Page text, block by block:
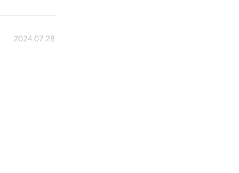
2024.07.28